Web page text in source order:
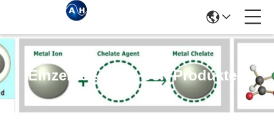
Einzelheiten Zu Den Produkten